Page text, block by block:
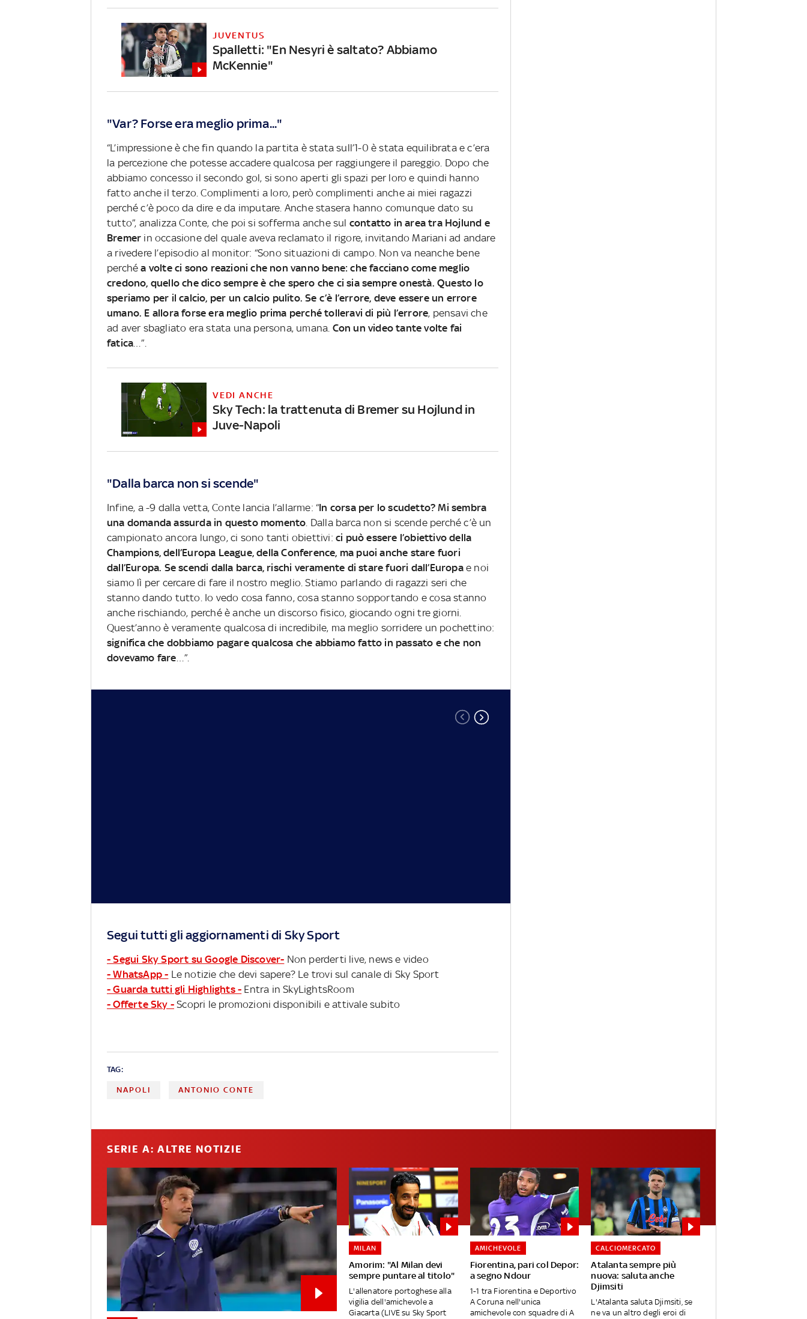
JUVENTUS
Spalletti: "En Nesyri è saltato? Abbiamo
McKennie"
"Var? Forse era meglio prima..."
“L’impressione è che fin quando la partita è stata sull’1-0 è stata equilibrata e c’era
la percezione che potesse accadere qualcosa per raggiungere il pareggio. Dopo che
abbiamo concesso il secondo gol, si sono aperti gli spazi per loro e quindi hanno
fatto anche il terzo. Complimenti a loro, però complimenti anche ai miei ragazzi
perché c’è poco da dire e da imputare. Anche stasera hanno comunque dato su
tutto”, analizza Conte, che poi si sofferma anche sul contatto in area tra Hojlund e
Bremer in occasione del quale aveva reclamato il rigore, invitando Mariani ad andare
a rivedere l’episodio al monitor: “Sono situazioni di campo. Non va neanche bene
perchéa volte ci sono reazioni che non vanno bene: che facciano come meglio
credono, quello che dico sempre è che spero che ci sia sempre onestà. Questo lo
speriamo per il calcio, per un calcio pulito. Se c’è l’errore, deve essere un errore
umano. E allora forse era meglio prima perché tolleravi di più l’errore, pensavi che
ad aver sbagliato era stata una persona, umana. Con un video tante volte fai
fatica…”.
VEDI ANCHE
Sky Tech: la trattenuta di Bremer su Hojlund in
Juve-Napoli
"Dalla barca non si scende"
Infine, a -9 dalla vetta, Conte lancia l’allarme: “In corsa per lo scudetto? Mi sembra
una domanda assurda in questo momento . Dalla barca non si scende perché c’è un
campionato ancora lungo, ci sono tanti obiettivi: ci può essere l’obiettivo della
Champions, dell’Europa League, della Conference, ma puoi anche stare fuori
dall’Europa. Se scendi dalla barca, rischi veramente di stare fuori dall’Europae noi
siamo lì per cercare di fare il nostro meglio. Stiamo parlando di ragazzi seri che
stanno dando tutto. Io vedo cosa fanno, cosa stanno sopportando e cosa stanno
anche rischiando, perché è anche un discorso fisico, giocando ogni tre giorni.
Quest’anno è veramente qualcosa di incredibile, ma meglio sorridere un pochettino:
significa che dobbiamo pagare qualcosa che abbiamo fatto in passato e che non
dovevamo fare …”.
Segui tutti gli aggiornamenti di Sky Sport
- Segui Sky Sport su Google Discover- Non perderti live, news e video
- WhatsApp - Le notizie che devi sapere? Le trovi sul canale di Sky Sport
- Guarda tutti gli Highlights - Entra in SkyLightsRoom
- Offerte Sky - Scopri le promozioni disponibili e attivale subito
TAG:
NAPOLI ANTONIO CONTE
SERIE A: ALTRE NOTIZIE
Amorim: "Al Milan devi
sempre puntare al titolo"
MILAN
L'allenatore portoghese alla
vigilia dell'amichevole a
Giacarta (LIVE su Sky Sport
Fiorentina, pari col Depor:
a segno Ndour
AMICHEVOLE
1-1 tra Fiorentina e Deportivo
A Coruna nell'unica
amichevole con squadre di A
Atalanta sempre più
nuova: saluta anche
Djimsiti
CALCIOMERCATO
L'Atalanta saluta Djimsiti, se
ne va un altro degli eroi di